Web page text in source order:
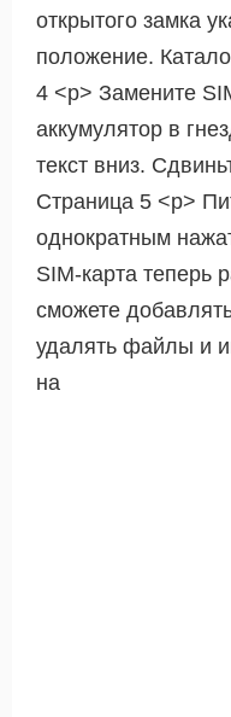
открытого замка
положение.
4 <р> Замените
аккумулятор в
текст вниз.
Страница 5 <р>
однократным
SIM-карта теперь
сможете
удалять файлы и
на